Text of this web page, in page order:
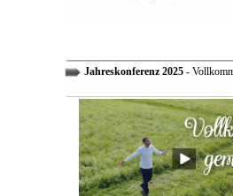
Jahreskonferenz 2025-